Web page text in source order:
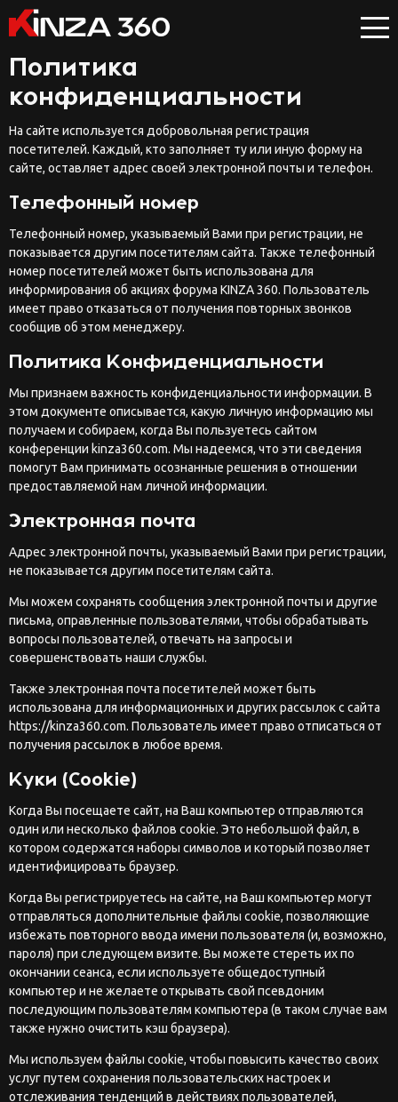
Политика
конфиденциальности
На сайте используется добровольная регистрация
посетителей. Каждый, кто заполняет ту или иную форму на
сайте, оставляет адрес своей электронной почты и телефон.
Телефонный номер
Телефонный номер, указываемый Вами при регистрации, не
показывается другим посетителям сайта. Также телефонный
номер посетителей может быть использована для
информирования об акциях форума KINZA 360. Пользователь
имеет право отказаться от получения повторных звонков
сообщив об этом менеджеру.
Политика Конфиденциальности
Мы признаем важность конфиденциальности информации. В
этом документе описывается, какую личную информацию мы
получаем и собираем, когда Вы пользуетесь сайтом
конференции kinza360.com. Мы надеемся, что эти сведения
помогут Вам принимать осознанные решения в отношении
предоставляемой нам личной информации.
Электронная почта
Адрес электронной почты, указываемый Вами при регистрации,
не показывается другим посетителям сайта.
Мы можем сохранять сообщения электронной почты и другие
письма, оправленные пользователями, чтобы обрабатывать
вопросы пользователей, отвечать на запросы и
совершенствовать наши службы.
Также электронная почта посетителей может быть
использована для информационных и других рассылок с сайта
https://kinza360.com. Пользователь имеет право отписаться от
получения рассылок в любое время.
Куки (Cookie)
Когда Вы посещаете сайт, на Ваш компьютер отправляются
один или несколько файлов cookie. Это небольшой файл, в
котором содержатся наборы символов и который позволяет
идентифицировать браузер.
Когда Вы регистрируетесь на сайте, на Ваш компьютер могут
отправляться дополнительные файлы cookie, позволяющие
избежать повторного ввода имени пользователя (и, возможно,
пароля) при следующем визите. Вы можете стереть их по
окончании сеанса, если используете общедоступный
компьютер и не желаете открывать свой псевдоним
последующим пользователям компьютера (в таком случае вам
также нужно очистить кэш браузера).
Мы используем файлы cookie, чтобы повысить качество своих
услуг путем сохранения пользовательских настроек и
отслеживания тенденций в действиях пользователей,